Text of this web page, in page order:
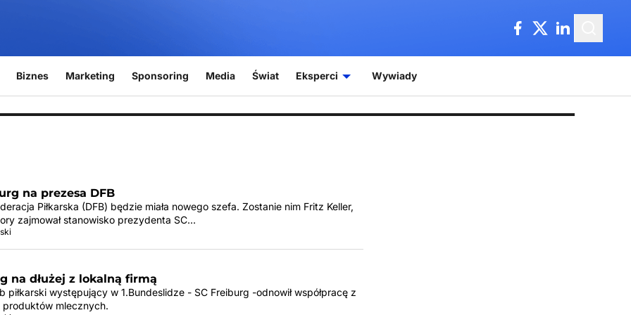
Biznes Marketing Sponsoring Media Świat Eksperci Wywiady
na prezesa DFB
Piłkarska (DFB) będzie miała nowego szefa. Zostanie nim Fritz Keller,
zajmował stanowisko prezydenta SC…
na dłużej z lokalną firmą
piłkarski występujący w 1.Bundeslidze - SC Freiburg -odnowił współpracę z
mlecznych.